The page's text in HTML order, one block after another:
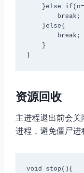
}
资源回收
主进程退出前会
进程，避免僵尸进
void stop(){